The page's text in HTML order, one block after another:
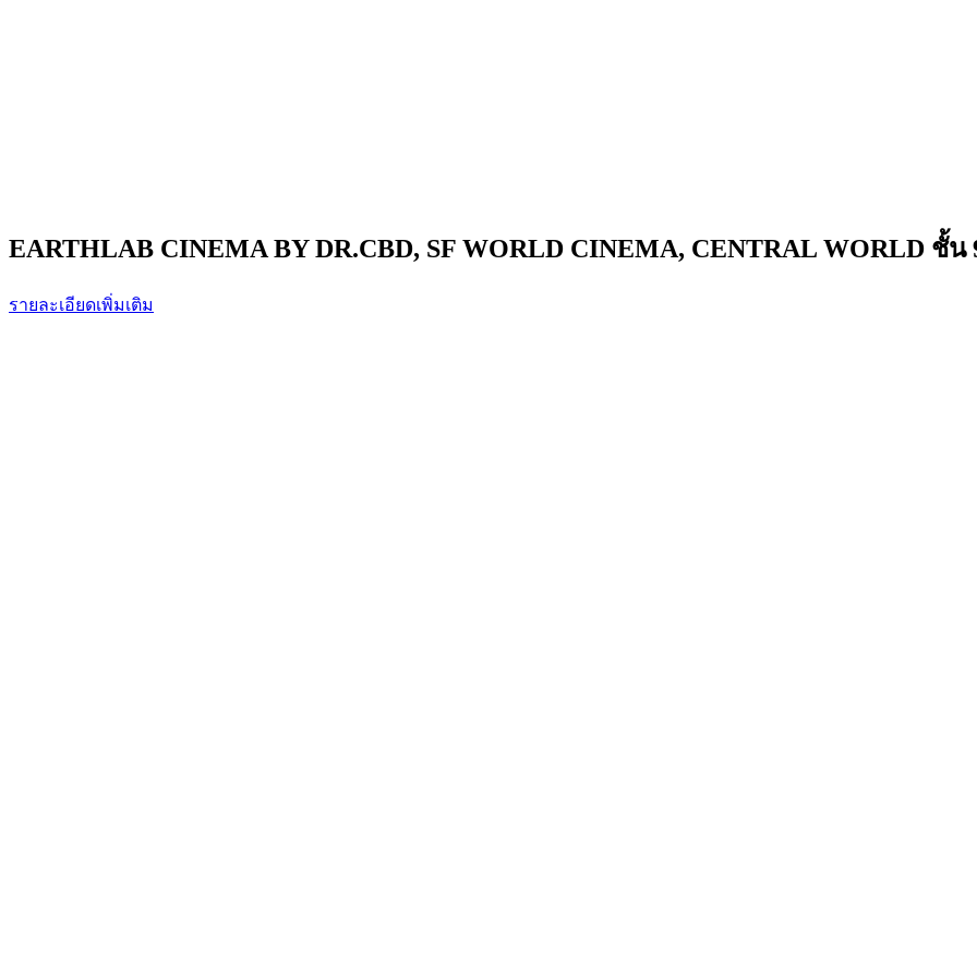
EARTHLAB CINEMA BY DR.CBD, SF WORLD CINEMA, CENTRAL WORLD ชั้น
รายละเอียดเพิ่มเติม